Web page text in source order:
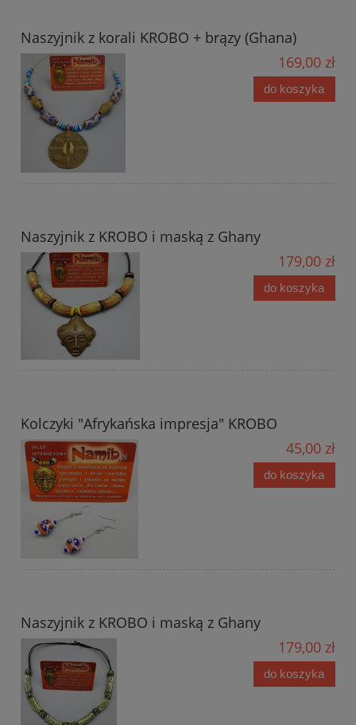
Naszyjnik z korali KROBO + brązy (Ghana)
169,00 zł
do koszyka
Naszyjnik z KROBO i maską z Ghany
179,00 zł
do koszyka
Kolczyki "Afrykańska impresja" KROBO
45,00 zł
do koszyka
Naszyjnik z KROBO i maską z Ghany
179,00 zł
do koszyka